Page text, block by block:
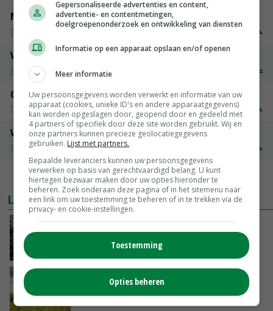
Magere melkpoeder
Zuivel NL
€ 269,00
Vleeskuikens 2001-2600 gr
Barneveld
Gerst
Groningen
€ 197,00 € 2,00
Volle melkpoeder
Zuivel NL
MEER MARKTPRIJZEN
LAATSTE NIEUWS
Kamervragen over onttrekkingsverbod,
VANDAAG, 16:27
‘Rendement van Krullvarkens komt van de
Gepersonaliseerde advertenties en content,
advertentie- en contentmetingen,
doelgroepenonderzoek en ontwikkeling van diensten
Informatie op een apparaat opslaan en/of openen
Meer informatie
Uw persoonsgegevens worden verwerkt en informatie van uw
apparaat (cookies, unieke ID's en andere apparaatgegevens)
kan worden opgeslagen door, geopend door en gedeeld met
4 partners of specifiek door deze site worden gebruikt. Wij en
onze partners kunnen precieze geolocatiegegevens
gebruiken. Lijst met partners.
Bepaalde leveranciers kunnen uw persoonsgegevens
verwerken op basis van gerechtvaardigd belang. U kunt
hiertegen bezwaar maken door uw opties hieronder te
beheren. Zoek onderaan deze pagina of in het sitemenu naar
een link om uw toestemming te beheren of in te trekken via de
privacy- en cookie-instellingen.
Toestemming
Opties beheren